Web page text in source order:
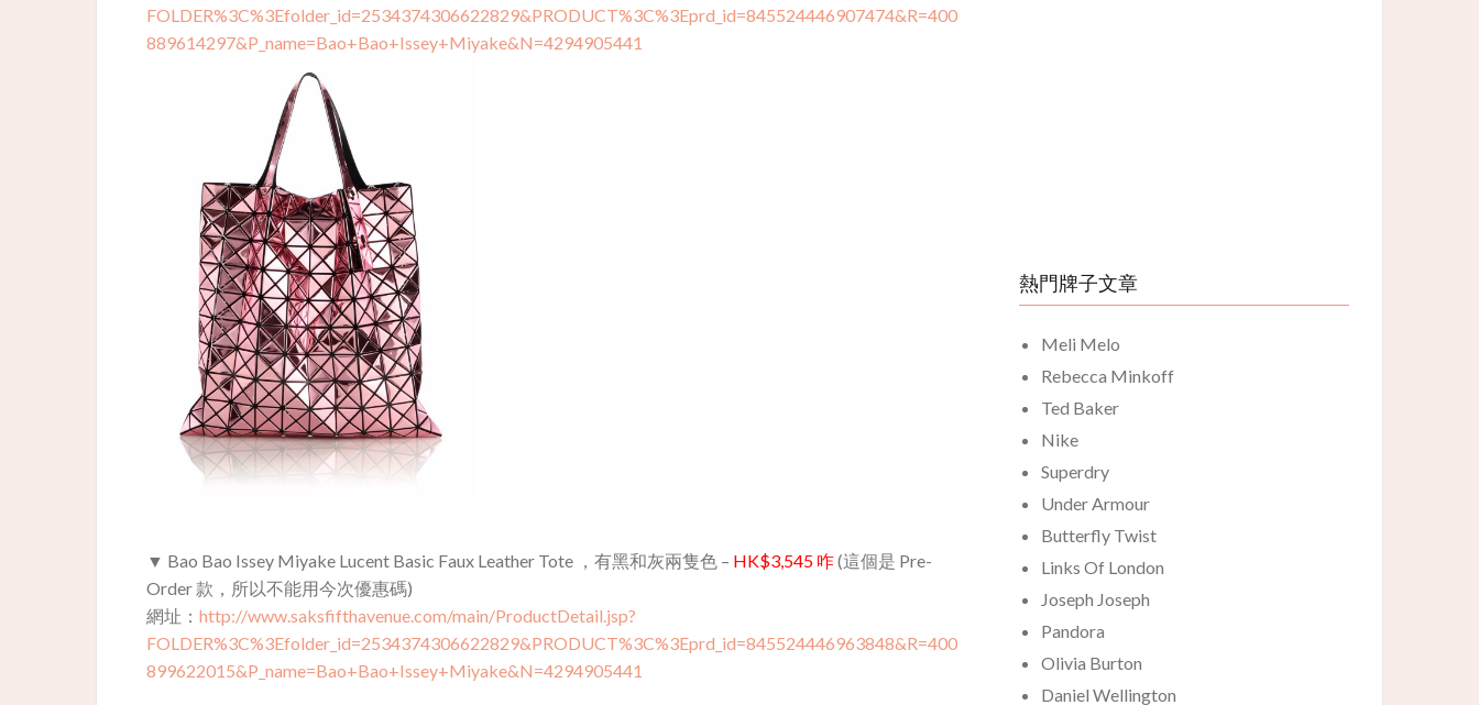
FOLDER%3C%3Efolder_id=2534374306622829&PRODUCT%3C%3Eprd_id=845524446907474&R=400
889614297&P_name=Bao+Bao+Issey+Miyake&N=4294905441
▼ Bao Bao Issey Miyake Lucent Basic Faux Leather Tote ，有黑和灰兩隻色 – HK$3,545 咋(這個是 Pre-
Order 款，所以不能用今次優惠碼)
網址： http://www.saksfifthavenue.com/main/ProductDetail.jsp?
FOLDER%3C%3Efolder_id=2534374306622829&PRODUCT%3C%3Eprd_id=845524446963848&R=400
899622015&P_name=Bao+Bao+Issey+Miyake&N=4294905441
熱門牌子文章
Meli Melo
Rebecca Minkoff
Ted Baker
Nike
Superdry
Under Armour
Butterfly Twist
Links Of London
Joseph Joseph
Pandora
Olivia Burton
Daniel Wellington